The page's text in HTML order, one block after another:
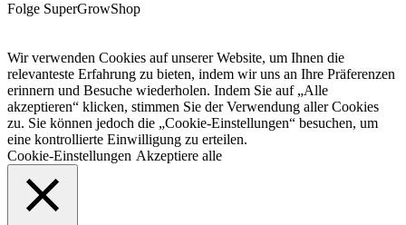
Folge SuperGrowShop
Wir verwenden Cookies auf unserer Website, um Ihnen die
relevanteste Erfahrung zu bieten, indem wir uns an Ihre Präferenzen
erinnern und Besuche wiederholen. Indem Sie auf „Alle
akzeptieren“ klicken, stimmen Sie der Verwendung aller Cookies
zu. Sie können jedoch die „Cookie-Einstellungen“ besuchen, um
eine kontrollierte Einwilligung zu erteilen.
Cookie-Einstellungen Akzeptiere alle